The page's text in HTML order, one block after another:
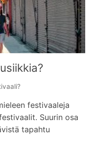
festivaaleja
Suurin osa
tapahtu